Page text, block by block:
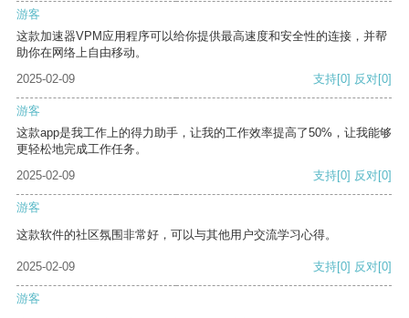
游客
这款加速器VPM应用程序可以给你提供最高速度和安全性的连接，并帮
助你在网络上自由移动。
2025-02-09
支持[0] 反对[0]
游客
这款app是我工作上的得力助手，让我的工作效率提高了50%，让我能够
更轻松地完成工作任务。
2025-02-09
支持[0] 反对[0]
游客
这款软件的社区氛围非常好，可以与其他用户交流学习心得。
2025-02-09 支持[0] 反对[0]
游客